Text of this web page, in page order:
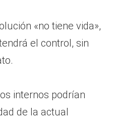
«no tiene vida»,
el control, sin
internos podrían
de la actual